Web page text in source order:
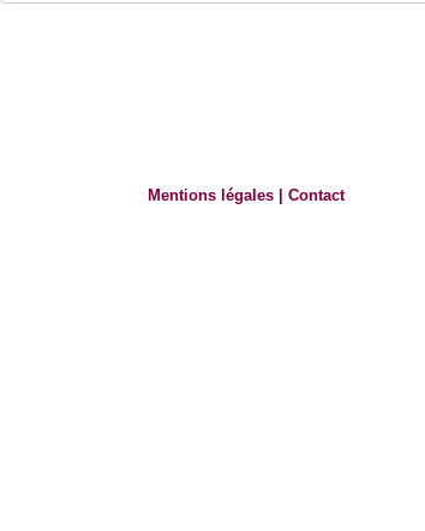
Mentions légales |Contact